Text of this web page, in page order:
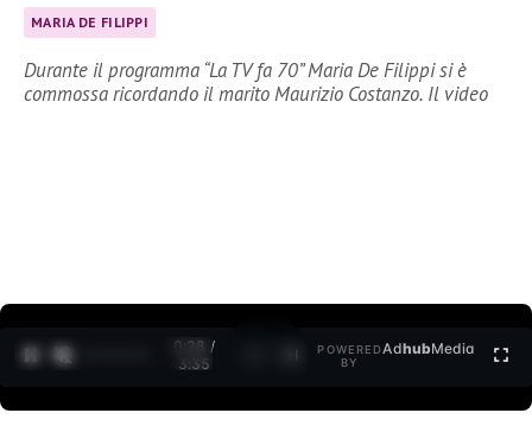
MARIA DE FILIPPI
Durante il programma “La TV fa 70” Maria De Filippi si è
commossa ricordando il marito Maurizio Costanzo. Il video
0:29 /
3:35
POWERED
BY
AdhubMedia